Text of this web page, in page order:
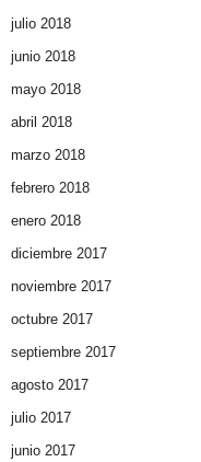
julio 2018
junio 2018
mayo 2018
abril 2018
marzo 2018
febrero 2018
enero 2018
diciembre 2017
noviembre 2017
octubre 2017
septiembre 2017
agosto 2017
julio 2017
junio 2017